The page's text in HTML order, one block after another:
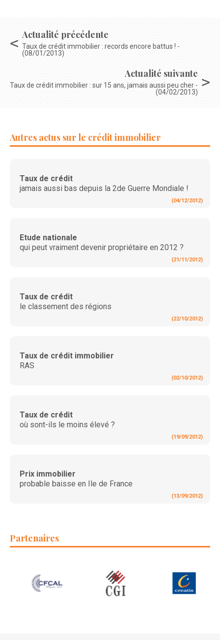
Actualité précédente
Taux de crédit immobilier : records encore battus ! -
(08/01/2013)
Actualité suivante
Taux de crédit immobilier : sur 15 ans, jamais aussi peu cher -
(04/02/2013)
Autres actus sur le crédit immobilier
Taux de crédit
jamais aussi bas depuis la 2de Guerre Mondiale !
(04/12/2012)
Etude nationale
qui peut vraiment devenir propriétaire en 2012 ?
(21/11/2012)
Taux de crédit
le classement des régions
(22/10/2012)
Taux de crédit immobilier
RAS
(02/10/2012)
Taux de crédit
où sont-ils le moins élevé ?
(19/09/2012)
Prix immobilier
probable baisse en Ile de France
(13/09/2012)
Partenaires